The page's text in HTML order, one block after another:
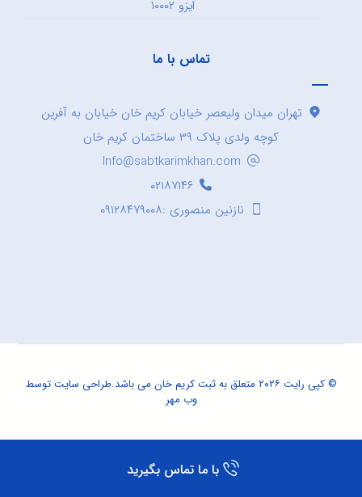
ایزو ۱۰۰۰۲
تماس با ما
تهران میدان ولیعصر خیابان کریم خان خیابان به آفرین
کوچه ولدی پلاک ۳۹ ساختمان کریم خان
Info@sabtkarimkhan.com
۰۲۱۸۷۱۴۶
نازنین منصوری :۰۹۱۲۸۴۷۹۰۰۸
© کپی رایت ۲۰۲۶ متعلق به ثبت کریم خان می باشد. طراحی سایتتوسط
وب مهر
با ما تماس بگیرید